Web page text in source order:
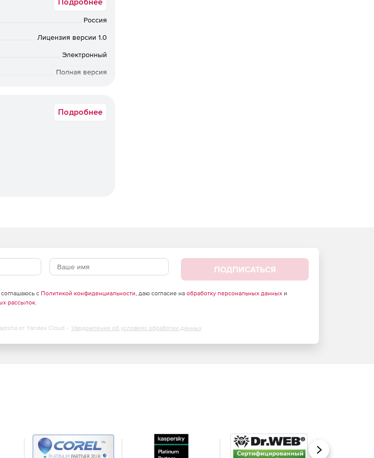
документации);
токене, при наличии
пользователя,
открытой авторизации
AD и OpenLDAP).
Подробнее
Россия
Лицензия версии 1.0
Электронный
Полная версия
Подробнее
ПОДПИСАТЬСЯ
с Политикой конфиденциальности, даю согласие на обработку персональных данныхи
рассылок.
от Yandex Cloud - Уведомление об условиях обработки данных
Вперед